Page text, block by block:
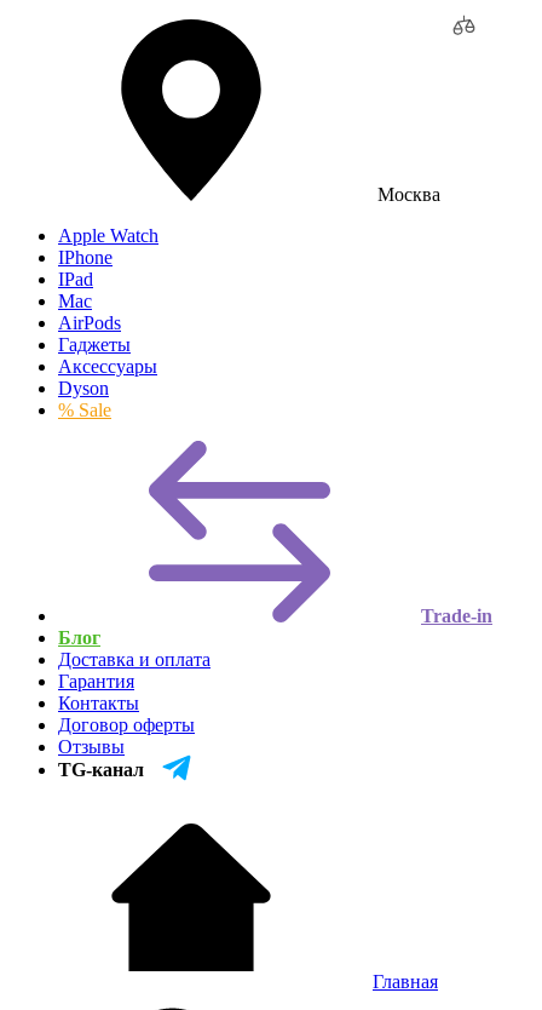
Москва
Apple Watch
IPhone
IPad
Mac
AirPods
Гаджеты
Аксессуары
Dyson
% Sale
Trade-in
Блог
Доставка и оплата
Гарантия
Контакты
Договор оферты
Отзывы
TG-канал
Главная